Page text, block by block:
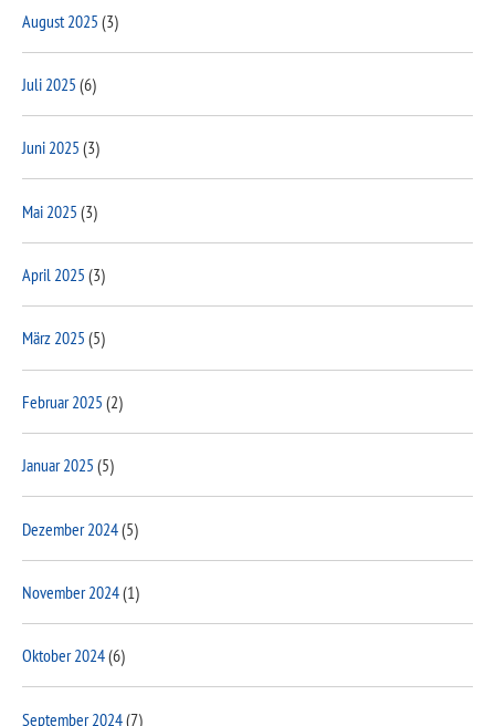
August 2025 (3)
Juli 2025 (6)
Juni 2025 (3)
Mai 2025 (3)
April 2025 (3)
März 2025 (5)
Februar 2025 (2)
Januar 2025 (5)
Dezember 2024(5)
November 2024(1)
Oktober 2024(6)
September 2024(7)